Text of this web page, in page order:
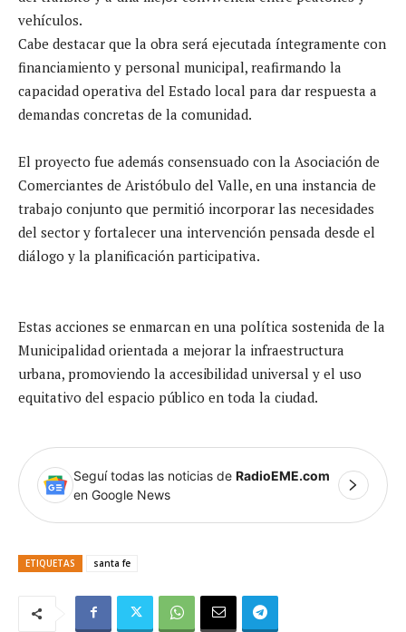
vehículos.
Cabe destacar que la obra será ejecutada íntegramente con
financiamiento y personal municipal, reafirmando la
capacidad operativa del Estado local para dar respuesta a
demandas concretas de la comunidad.
El proyecto fue además consensuado con la Asociación de
Comerciantes de Aristóbulo del Valle, en una instancia de
trabajo conjunto que permitió incorporar las necesidades
del sector y fortalecer una intervención pensada desde el
diálogo y la planificación participativa.
Estas acciones se enmarcan en una política sostenida de la
Municipalidad orientada a mejorar la infraestructura
urbana, promoviendo la accesibilidad universal y el uso
equitativo del espacio público en toda la ciudad.
Seguí todas las noticias de RadioEME.com
en Google News
ETIQUETAS santa fe